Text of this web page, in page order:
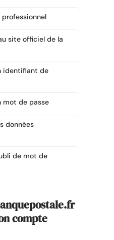
site officiel de la
identifiant de
mot de passe
données
de mot de
compte